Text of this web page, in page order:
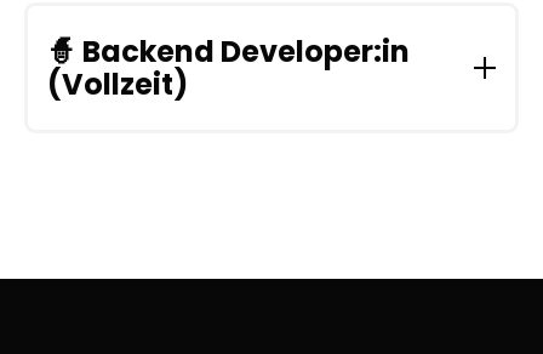
🧙 Backend Developer:in
(Vollzeit)
Analyse und technisches Design gemeinsam